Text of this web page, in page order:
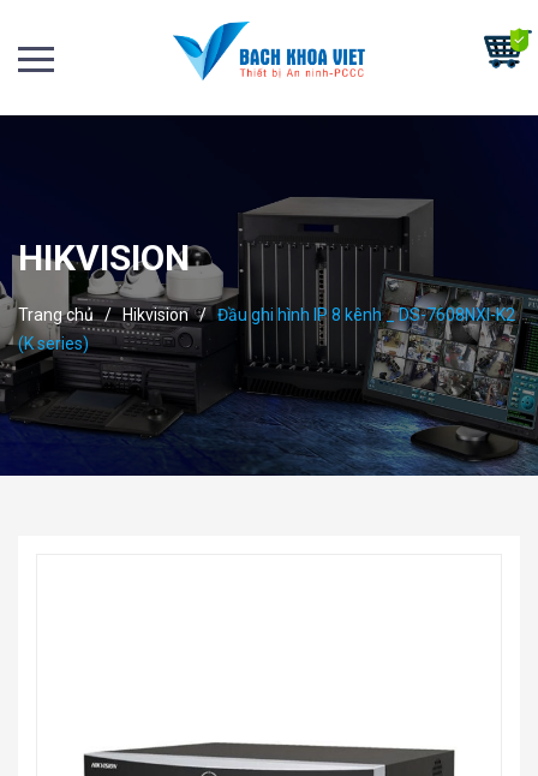
HIKVISION
Trang chủ / Hikvision / Đầu ghi hình IP 8 kênh _ DS-7608NXI-K2
(K series)